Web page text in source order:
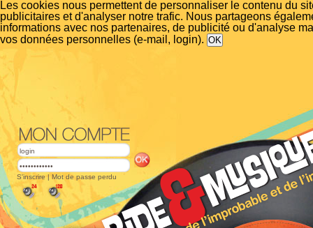
Les cookies nous permettent de personnaliser le contenu du
publicitaires et d'analyser notre trafic. Nous partageons
informations avec nos partenaires, de publicité ou d'analyse
vos données personnelles (e-mail, login).
S'inscrire | Mot de passe perdu